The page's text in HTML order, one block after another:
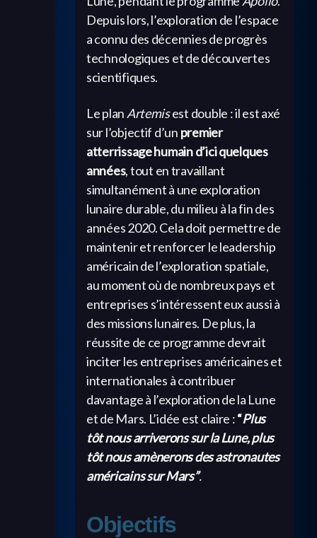
Depuis lors, l’exploration de l’espace
a connu des décennies de progrès
technologiques et de découvertes
scientifiques.
Le plan Artemisest double : il est axé
sur l’objectif d’un premier
atterrissage humain d’ici quelques
années, tout en travaillant
simultanément à une exploration
lunaire durable, du milieu à la fin des
années 2020. Cela doit permettre de
maintenir et renforcer le leadership
américain de l’exploration spatiale,
au moment où de nombreux pays et
entreprises s’intéressent eux aussi à
des missions lunaires. De plus, la
réussite de ce programme devrait
inciter les entreprises américaines et
internationales à contribuer
davantage à l’exploration de la Lune
et de Mars. L’idée est claire :“Plus
tôt nous arriverons sur la Lune, plus
tôt nous amènerons des astronautes
américains sur Mars”.
Objectifs